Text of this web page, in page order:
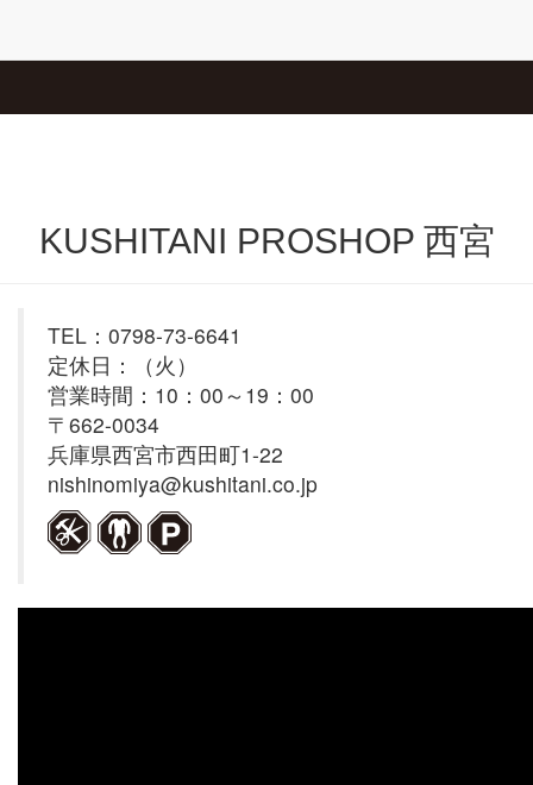
KUSHITANI PROSHOP 西宮
TEL：0798-73-6641
定休日：（火）
営業時間：10：00～19：00
〒662-0034
兵庫県西宮市西田町1-22
nishinomiya@kushitani.co.jp